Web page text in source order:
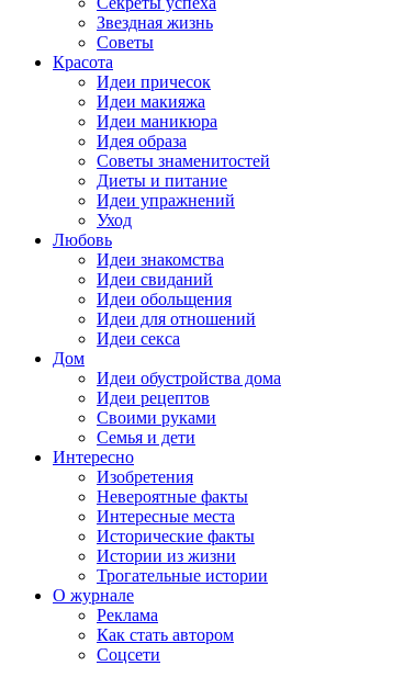
Звездная жизнь
Советы
Красота
Идеи причесок
Идеи макияжа
Идеи маникюра
Идея образа
Советы знаменитостей
Диеты и питание
Идеи упражнений
Уход
Любовь
Идеи знакомства
Идеи свиданий
Идеи обольщения
Идеи для отношений
Идеи секса
Дом
Идеи обустройства дома
Идеи рецептов
Своими руками
Семья и дети
Интересно
Изобретения
Невероятные факты
Интересные места
Исторические факты
Истории из жизни
Трогательные истории
О журнале
Реклама
Как стать автором
Соцсети